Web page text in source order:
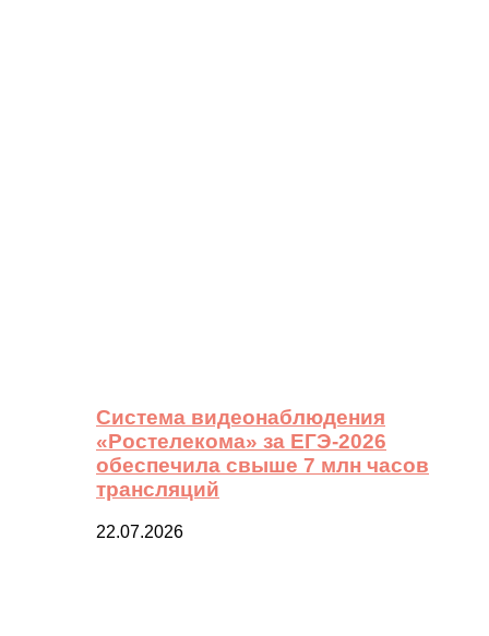
Система видеонаблюдения
«Ростелекома» за ЕГЭ-2026
обеспечила свыше 7 млн часов
трансляций
22.07.2026